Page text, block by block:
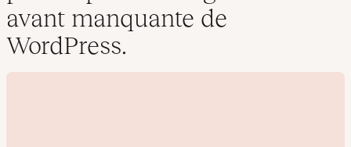
avant manquante de
WordPress.